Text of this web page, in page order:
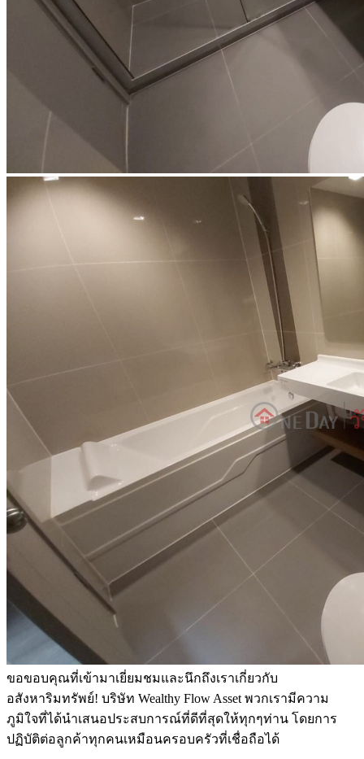
ขอขอบคุณที่เข้ามาเยี่ยมชมและนึกถึงเราเกี่ยวกับ
อสังหาริมทรัพย์! บริษัท Wealthy Flow Asset พวกเรามีความ
ภูมิใจที่ได้นำเสนอประสบการณ์ที่ดีที่สุดให้ทุกๆท่าน โดยการ
ปฏิบัติต่อลูกค้าทุกคนเหมือนครอบครัวที่เชื่อถือได้